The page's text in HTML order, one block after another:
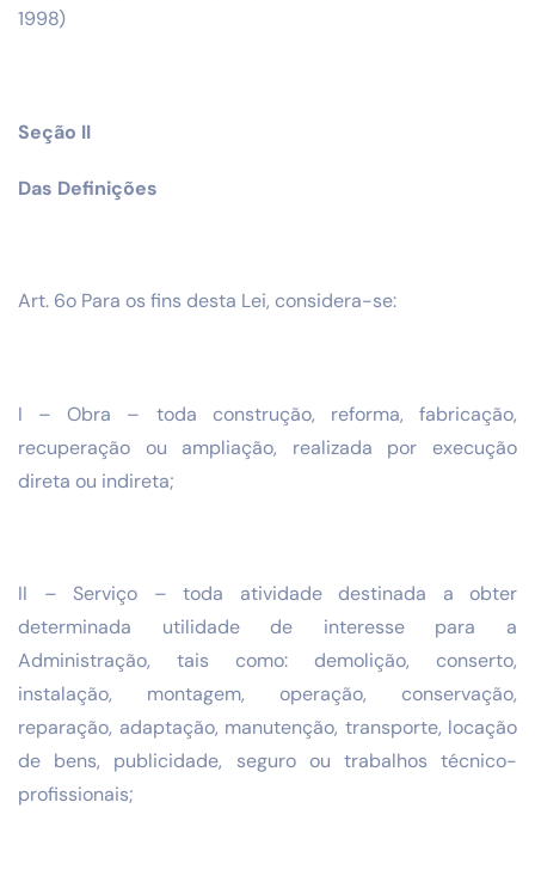
1998)
Seção II
Das Definições
Art. 6o Para os fins desta Lei, considera-se:
I – Obra – toda construção, reforma, fabricação,
recuperação ou ampliação, realizada por execução
direta ou indireta;
II – Serviço – toda atividade destinada a obter
determinada utilidade de interesse para a
Administração, tais como: demolição, conserto,
instalação, montagem, operação, conservação,
reparação, adaptação, manutenção, transporte, locação
de bens, publicidade, seguro ou trabalhos técnico-
profissionais;